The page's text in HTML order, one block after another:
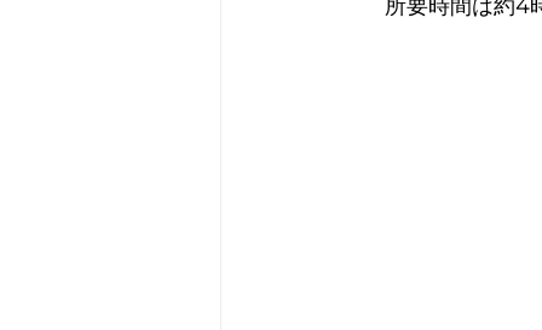
所要時間は約4